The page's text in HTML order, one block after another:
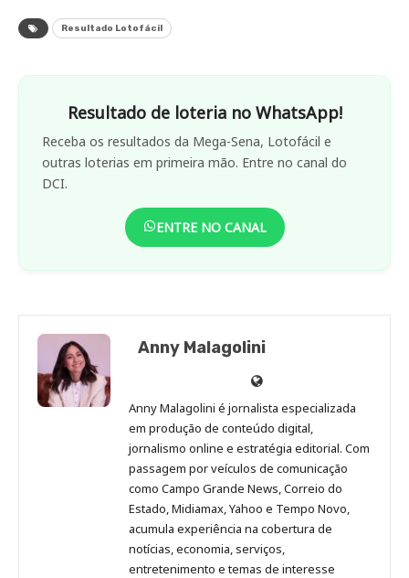
Resultado Lotofácil
Resultado de loteria no WhatsApp!
Receba os resultados da Mega-Sena, Lotofácil e
outras loterias em primeira mão. Entre no canal do
DCI.
ENTRE NO CANAL
Anny Malagolini
Malagolini
no
Pinterest
Malagolini
no
LinkedIn
Malagolini
no
Instagram
Anny
Malagolini
no
Facebook
Site
de
Anny
Malagolini
Anny Malagolini é jornalista especializada
em produção de conteúdo digital,
jornalismo online e estratégia editorial. Com
passagem por veículos de comunicação
como Campo Grande News, Correio do
Estado, Midiamax, Yahoo e Tempo Novo,
acumula experiência na cobertura de
notícias, economia, serviços,
entretenimento e temas de interesse